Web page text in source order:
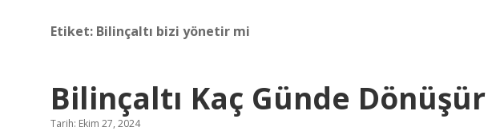
Etiket: Bilinçaltı bizi yönetir mi
Bilinçaltı Kaç Günde Dönüşür
Tarih: Ekim 27, 2024